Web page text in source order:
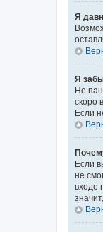
Я
Я
Не
скоро
Если
Если
не
входе